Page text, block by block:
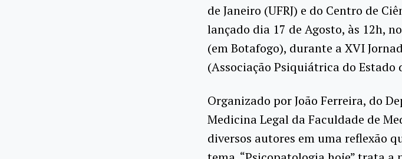
de Janeiro (UFRJ) e do Centro de
lançado dia 17 de Agosto, às 12h,
(em Botafogo), durante a XVI
(Associação Psiquiátrica do Estado
Organizado por João Ferreira, do
Medicina Legal da Faculdade de
diversos autores em uma reflexão